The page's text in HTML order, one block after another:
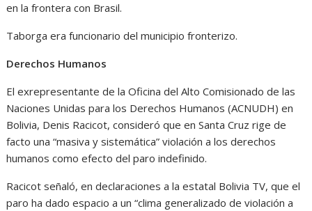
en la frontera con Brasil.
Taborga era funcionario del municipio fronterizo.
Derechos Humanos
El exrepresentante de la Oficina del Alto Comisionado de las
Naciones Unidas para los Derechos Humanos (ACNUDH) en
Bolivia, Denis Racicot, consideró que en Santa Cruz rige de
facto una “masiva y sistemática” violación a los derechos
humanos como efecto del paro indefinido.
Racicot señaló, en declaraciones a la estatal Bolivia TV, que el
paro ha dado espacio a un “clima generalizado de violación a